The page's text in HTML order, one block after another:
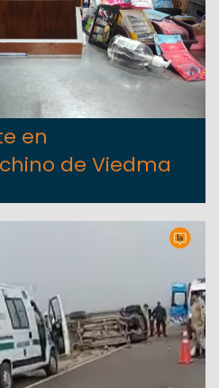
en
de Viedma